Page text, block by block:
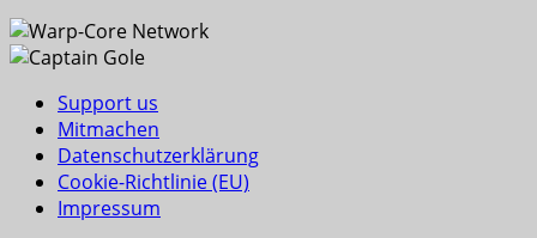
Support us
Mitmachen
Datenschutzerklärung
Cookie-Richtlinie (EU)
Impressum